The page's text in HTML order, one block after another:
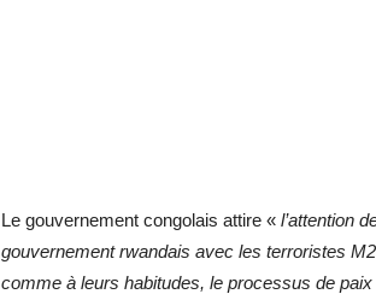
Le gouvernement congolais attire « l’attention
gouvernement rwandais avec les terroristes
comme à leurs habitudes, le processus de